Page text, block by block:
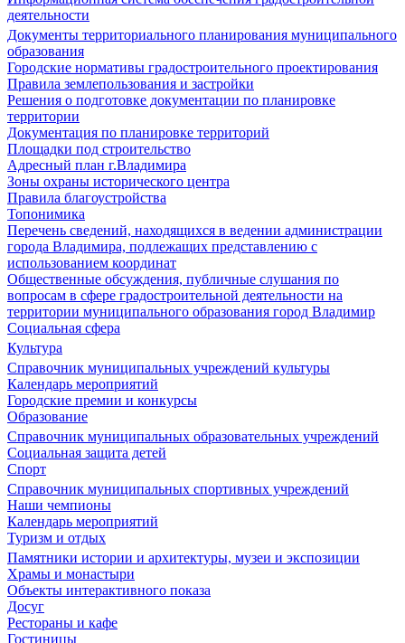
деятельности
Документы территориального планирования муниципального
образования
Городские нормативы градостроительного проектирования
Правила землепользования и застройки
Решения о подготовке документации по планировке
территории
Документация по планировке территорий
Площадки под строительство
Адресный план г.Владимира
Зоны охраны исторического центра
Правила благоустройства
Топонимика
Перечень сведений, находящихся в ведении администрации
города Владимира, подлежащих представлению с
использованием координат
Общественные обсуждения, публичные слушания по
вопросам в сфере градостроительной деятельности на
территории муниципального образования город Владимир
Социальная сфера
Культура
Справочник муниципальных учреждений культуры
Календарь мероприятий
Городские премии и конкурсы
Образование
Справочник муниципальных образовательных учреждений
Социальная защита детей
Спорт
Справочник муниципальных спортивных учреждений
Наши чемпионы
Календарь мероприятий
Туризм и отдых
Памятники истории и архитектуры, музеи и экспозиции
Храмы и монастыри
Объекты интерактивного показа
Досуг
Рестораны и кафе
Гостиницы